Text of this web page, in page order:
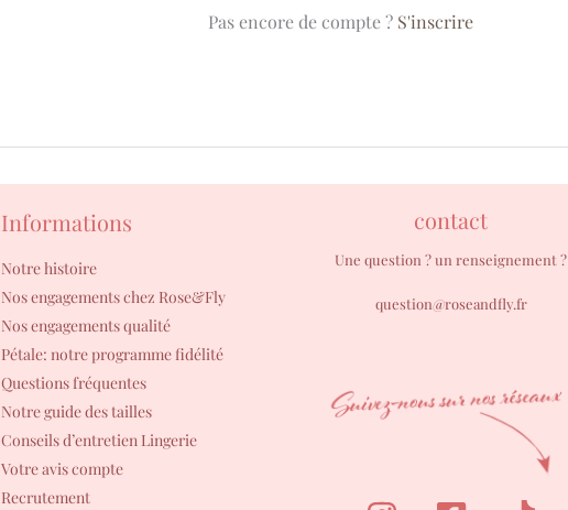
Pas encore de compte ? S'inscrire
Informations
Notre histoire
Nos engagements chez Rose&Fly
Nos engagements qualité
Pétale: notre programme fidélité
Questions fréquentes
Notre guide des tailles
Conseils d’entretien Lingerie
Votre avis compte
Recrutement
contact
Une question ? un renseignement ?
question@roseandfly.fr